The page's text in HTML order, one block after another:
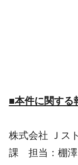
■本件に関する
株式会社 Ｊス
課 担当：棚澤